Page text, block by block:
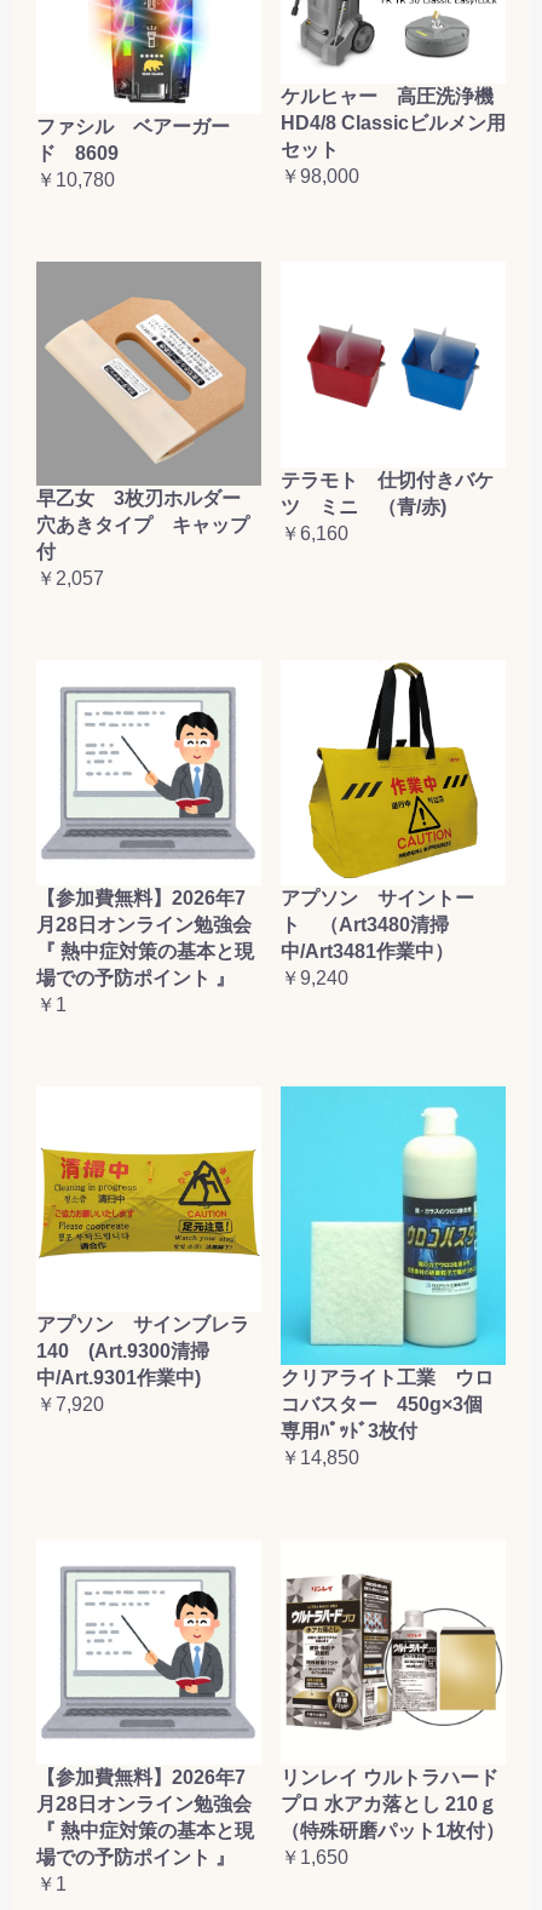
ファシル ベアーガー
ド 8609
￥10,780
ケルヒャー 高圧洗浄機
HD4/8 Classicビルメン用
セット
￥98,000
早乙女 3枚刃ホルダー
穴あきタイプ キャップ
付
￥2,057
テラモト 仕切付きバケ
ツ ミニ （青/赤)
￥6,160
【参加費無料】2026年7
月28日オンライン勉強会
『 熱中症対策の基本と現
場での予防ポイント 』
￥1
アプソン サイントー
ト （Art3480清掃
中/Art3481作業中）
￥9,240
アプソン サインブレラ
140 (Art.9300清掃
中/Art.9301作業中)
￥7,920
クリアライト工業 ウロ
コバスター 450g×3個
専用ﾊﾟｯﾄﾞ3枚付
￥14,850
【参加費無料】2026年7
月28日オンライン勉強会
『 熱中症対策の基本と現
場での予防ポイント 』
￥1
リンレイ ウルトラハード
プロ 水アカ落とし 210ｇ
（特殊研磨パット1枚付）
￥1,650